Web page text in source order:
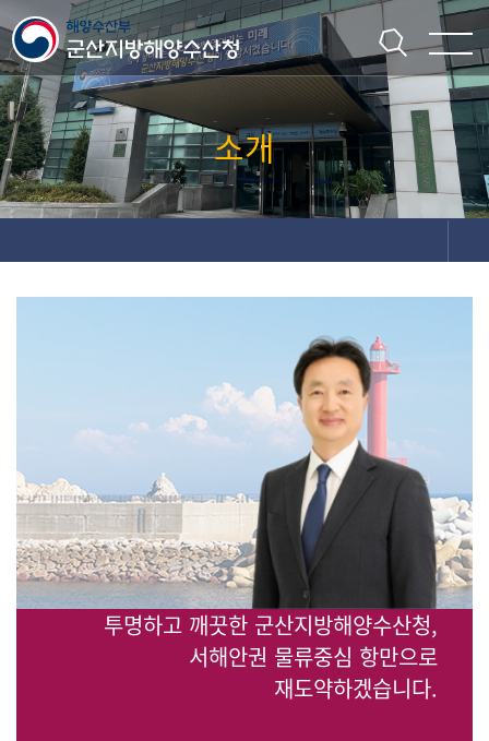
본문 바로가기
주메뉴 바로가기
소개
투명하고 깨끗한 군산지방해양수산청,
서해안권 물류중심 항만으로
재도약하겠습니다.